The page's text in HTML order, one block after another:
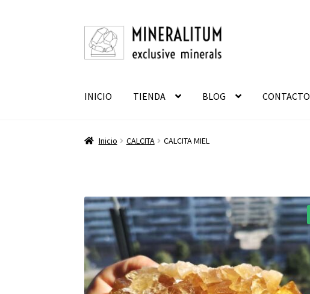
a
la
al
contenido
INICIO TIENDA BLOG CONTACTO
Inicio CALCITA CALCITA MIEL